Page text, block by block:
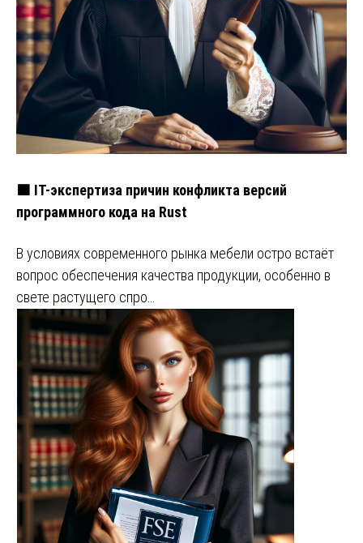
🟧 IT-экспертиза причин конфликта версий
программного кода на Rust
В условиях современного рынка мебели остро встаёт
вопрос обеспечения качества продукции, особенно в
свете растущего спро…